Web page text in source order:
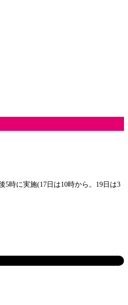
時に実施(17日は10時から。19日は3